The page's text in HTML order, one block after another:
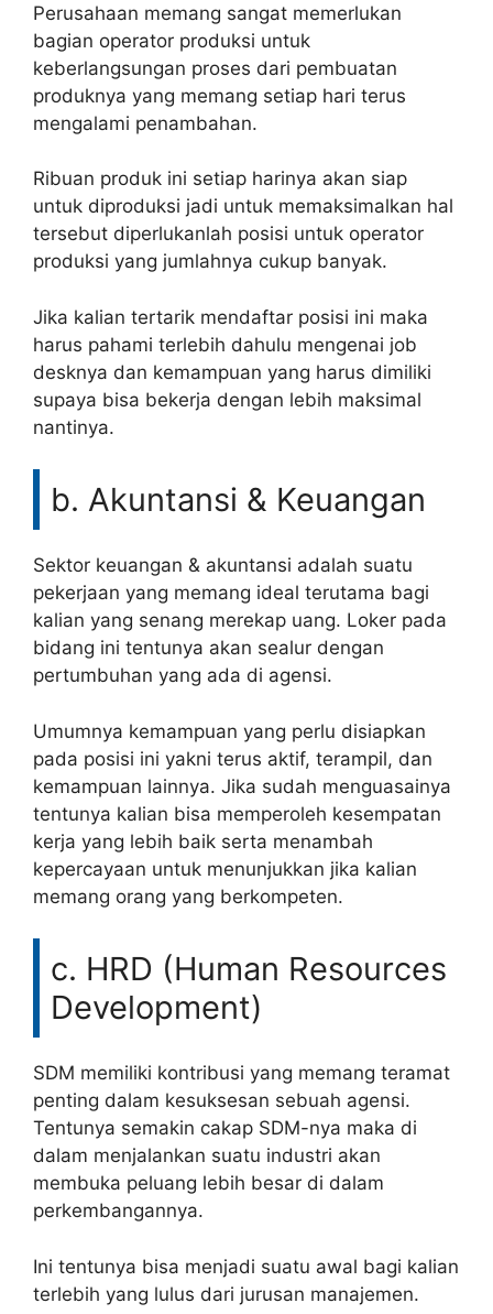
Perusahaan memang sangat memerlukan
bagian operator produksi untuk
keberlangsungan proses dari pembuatan
produknya yang memang setiap hari terus
mengalami penambahan.
Ribuan produk ini setiap harinya akan siap
untuk diproduksi jadi untuk memaksimalkan hal
tersebut diperlukanlah posisi untuk operator
produksi yang jumlahnya cukup banyak.
Jika kalian tertarik mendaftar posisi ini maka
harus pahami terlebih dahulu mengenai job
desknya dan kemampuan yang harus dimiliki
supaya bisa bekerja dengan lebih maksimal
nantinya.
b. Akuntansi & Keuangan
Sektor keuangan & akuntansi adalah suatu
pekerjaan yang memang ideal terutama bagi
kalian yang senang merekap uang. Loker pada
bidang ini tentunya akan sealur dengan
pertumbuhan yang ada di agensi.
Umumnya kemampuan yang perlu disiapkan
pada posisi ini yakni terus aktif, terampil, dan
kemampuan lainnya. Jika sudah menguasainya
tentunya kalian bisa memperoleh kesempatan
kerja yang lebih baik serta menambah
kepercayaan untuk menunjukkan jika kalian
memang orang yang berkompeten.
c. HRD (Human Resources
Development)
SDM memiliki kontribusi yang memang teramat
penting dalam kesuksesan sebuah agensi.
Tentunya semakin cakap SDM-nya maka di
dalam menjalankan suatu industri akan
membuka peluang lebih besar di dalam
perkembangannya.
Ini tentunya bisa menjadi suatu awal bagi kalian
terlebih yang lulus dari jurusan manajemen.